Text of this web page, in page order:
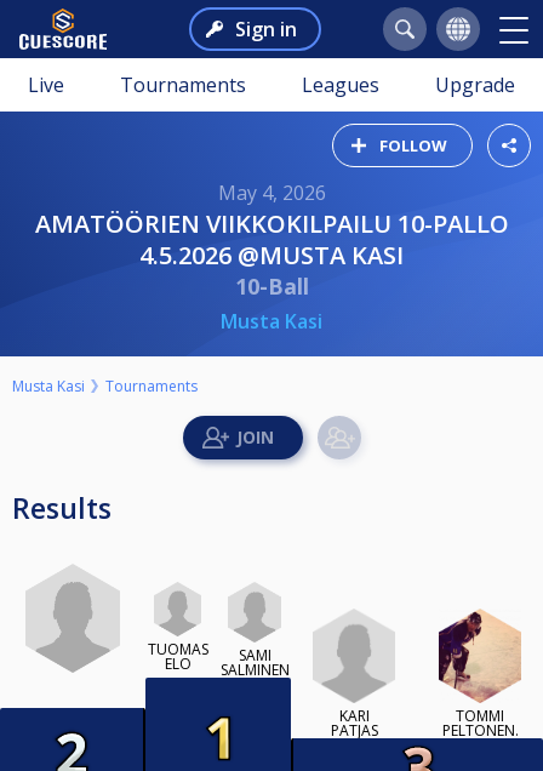
Sign in
Live Tournaments Leagues Upgrade
FOLLOW
May 4, 2026
AMATÖÖRIEN VIIKKOKILPAILU 10-PALLO
4.5.2026 @MUSTA KASI
10-Ball
Musta Kasi
Musta Kasi Tournaments
Results
TUOMAS
ELO SAMI
SALMINEN
KARI
PATJAS
TOMMI
PELTONEN.